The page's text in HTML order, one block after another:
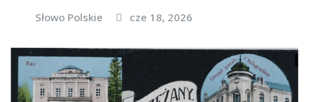
Słowo Polskie cze 18, 2026